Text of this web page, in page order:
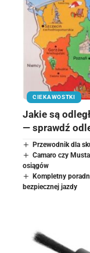
CIEKAWOSTKI
Jakie są
— sprawdź
Przewodnik dla
Camaro czy
osiągów
Kompletny
bezpiecznej jazdy